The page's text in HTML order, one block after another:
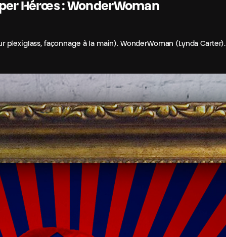
Hérœs : WonderWoman
façonnage à la main). WonderWoman (Lynda Carter).